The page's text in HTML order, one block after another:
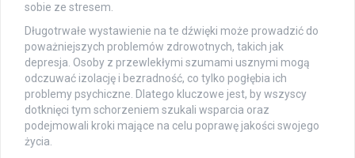
sobie ze stresem.
Długotrwałe wystawienie na te dźwięki może prowadzić do
poważniejszych problemów zdrowotnych, takich jak
depresja. Osoby z przewlekłymi szumami usznymi mogą
odczuwać izolację i bezradność, co tylko pogłębia ich
problemy psychiczne. Dlatego kluczowe jest, by wszyscy
dotknięci tym schorzeniem szukali wsparcia oraz
podejmowali kroki mające na celu poprawę jakości swojego
życia.